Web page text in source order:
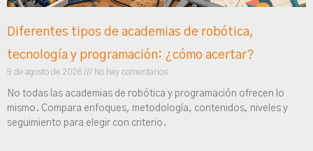
Diferentes tipos de academias de robótica,
tecnología y programación: ¿cómo acertar?
9 de agosto de 2026 No hay comentarios
No todas las academias de robótica y programación ofrecen lo
mismo. Compara enfoques, metodología, contenidos, niveles y
seguimiento para elegir con criterio.